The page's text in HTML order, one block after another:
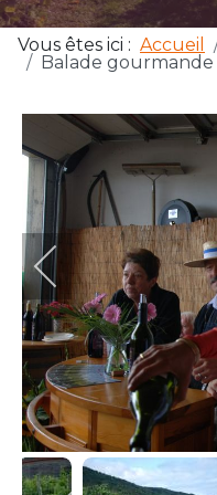
Vous êtes ici : Accueil
Balade gourmande